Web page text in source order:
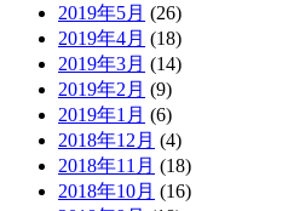
2019年5月 (26)
2019年4月 (18)
2019年3月 (14)
2019年2月 (9)
2019年1月 (6)
2018年12月 (4)
2018年11月 (18)
2018年10月 (16)